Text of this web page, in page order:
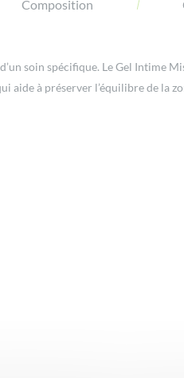
Composition
soin spécifique. Le Gel Intime
aide à préserver l’équilibre de la